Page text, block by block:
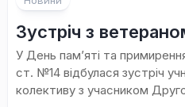
Зустріч з
У День пам’яті та
ст. №14 відбулася зустріч
колективу з учасником